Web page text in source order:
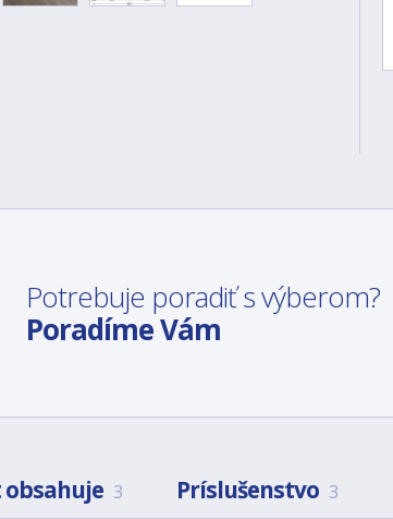
Potrebuje poradiť s výberom?
Poradíme Vám
obsahuje 3 Príslušenstvo 3